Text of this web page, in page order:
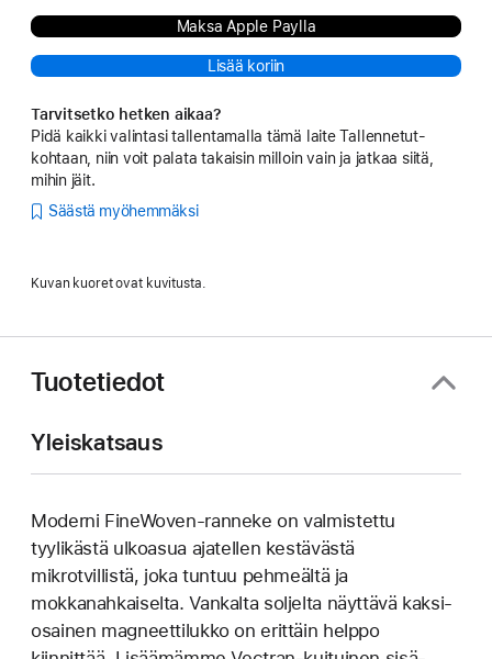
Maksa Apple Paylla
Lisää koriin
Tarvitsetko hetken aikaa?
Pidä kaikki valintasi tallentamalla tämä laite Tallennetut-
kohtaan, niin voit palata takaisin milloin vain ja jatkaa siitä,
mihin jäit.
Säästä myöhemmäksi
Kuvan kuoret ovat kuvitusta.
Tuotetiedot
Yleiskatsaus
Moderni FineWoven-ranneke on valmistettu
tyylikästä ulkoasua ajatellen kestävästä
mikrotvillistä, joka tuntuu pehmeältä ja
mokkanahkaiselta. Vankalta soljelta näyttävä kaksi­
osainen magneetti­lukko on erittäin helppo